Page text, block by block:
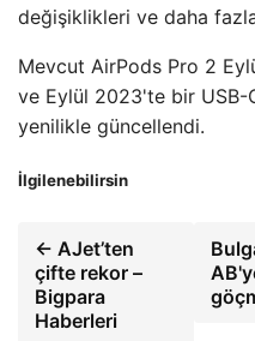
değişiklikleri ve daha
Mevcut AirPods Pro 2
ve Eylül 2023'te bir
yenilikle güncellendi.
İlgilenebilirsin
← AJet’ten
çifte rekor –
Bigpara
Haberleri